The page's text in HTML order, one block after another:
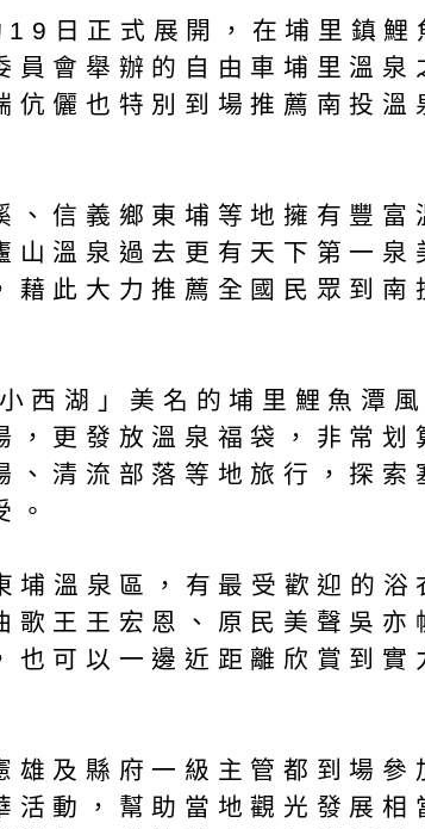
日正式展開，在埔里鎮鯉
會舉辦的自由車埔里溫泉
儷也特別到場推薦南投溫
信義鄉東埔等地擁有豐富
溫泉過去更有天下第一泉
此大力推薦全國民眾到南
西湖」美名的埔里鯉魚潭
更發放溫泉福袋，非常
清流部落等地旅行，探索
。
溫泉區，有最受歡迎的浴
王王宏恩、原民美聲吳亦
可以一邊近距離欣賞到實
及縣府一級主管都到場參
動，幫助當地觀光發展相